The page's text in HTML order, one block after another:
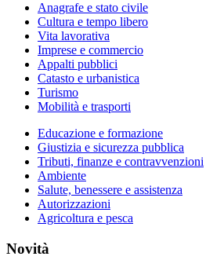
Anagrafe e stato civile
Cultura e tempo libero
Vita lavorativa
Imprese e commercio
Appalti pubblici
Catasto e urbanistica
Turismo
Mobilità e trasporti
Educazione e formazione
Giustizia e sicurezza pubblica
Tributi, finanze e contravvenzioni
Ambiente
Salute, benessere e assistenza
Autorizzazioni
Agricoltura e pesca
Novità